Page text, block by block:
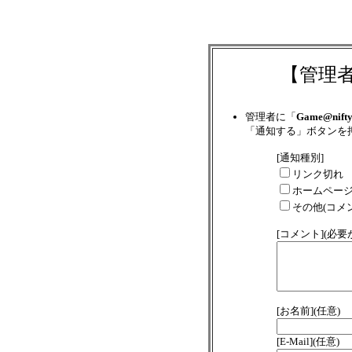
【管理
管理者に「 Game@nifty
「通知する」ボタン
[通知種別]
リンク切れ
ホームペー
その他(コメ
[コメント](必要
[お名前](任意)
[E-Mail](任意)